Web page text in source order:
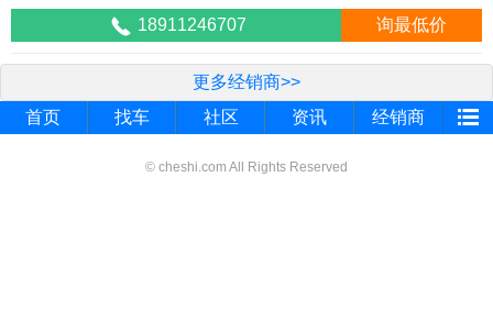
18911246707 询最低价
更多经销商>>
首页
找车 社区 资讯 经销商
© cheshi.com All Rights Reserved